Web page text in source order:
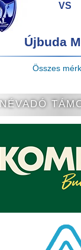
VS
Újbuda
Összes
NÉVADÓ